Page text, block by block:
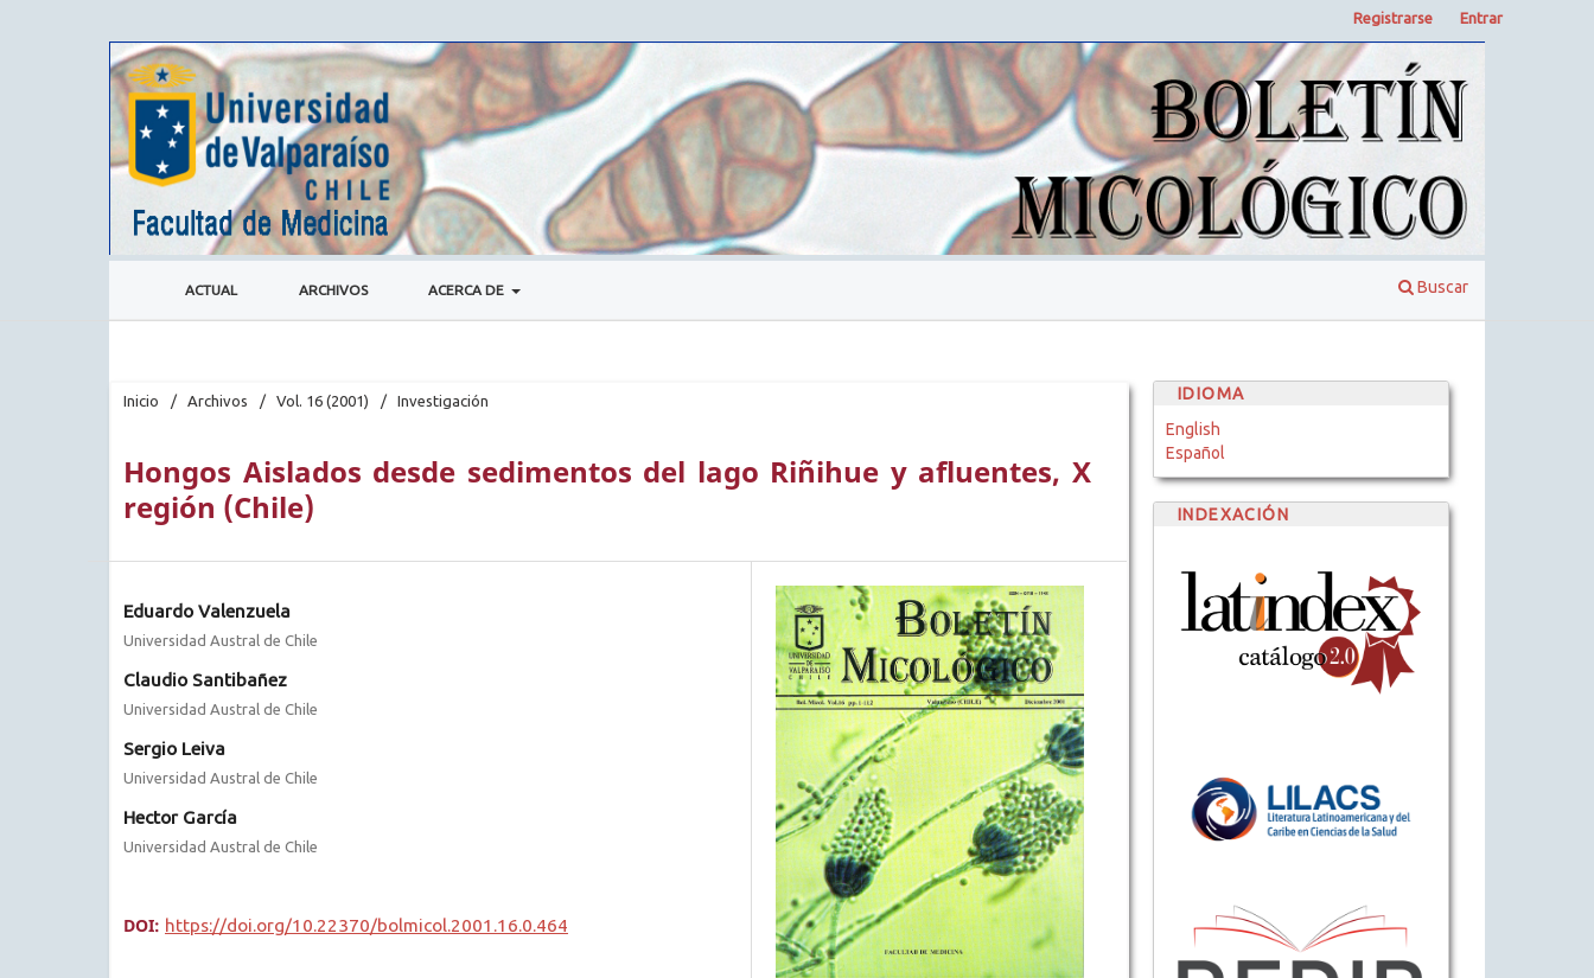
ACTUAL ARCHIVOS ACERCA DE Buscar
Registrarse Entrar
Inicio / Archivos / Vol. 16 (2001) / Investigación
Hongos Aislados desde sedimentos del lago Riñihue y afluentes, X
región (Chile)
Eduardo Valenzuela
Universidad Austral de Chile
Claudio Santibañez
Universidad Austral de Chile
Sergio Leiva
Universidad Austral de Chile
Hector García
Universidad Austral de Chile
DOI: https://doi.org/10.22370/bolmicol.2001.16.0.464
IDIOMA
English
Español
INDEXACIÓN